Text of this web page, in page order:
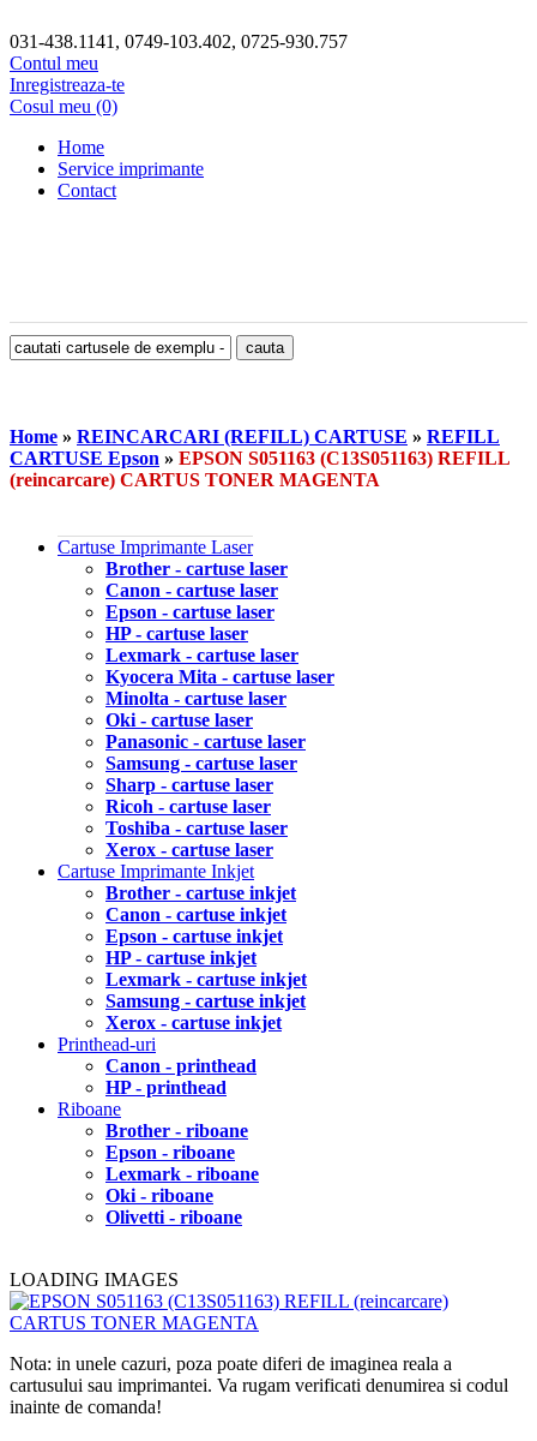
031-438.1141, 0749-103.402, 0725-930.757
Contul meu
Inregistreaza-te
Cosul meu (0)
Home
Service imprimante
Contact
Home » REINCARCARI (REFILL) CARTUSE » REFILL
CARTUSE Epson » EPSON S051163 (C13S051163) REFILL
(reincarcare) CARTUS TONER MAGENTA
Cartuse Imprimante Laser
Brother - cartuse laser
Canon - cartuse laser
Epson - cartuse laser
HP - cartuse laser
Lexmark - cartuse laser
Kyocera Mita - cartuse laser
Minolta - cartuse laser
Oki - cartuse laser
Panasonic - cartuse laser
Samsung - cartuse laser
Sharp - cartuse laser
Ricoh - cartuse laser
Toshiba - cartuse laser
Xerox - cartuse laser
Cartuse Imprimante Inkjet
Brother - cartuse inkjet
Canon - cartuse inkjet
Epson - cartuse inkjet
HP - cartuse inkjet
Lexmark - cartuse inkjet
Samsung - cartuse inkjet
Xerox - cartuse inkjet
Printhead-uri
Canon - printhead
HP - printhead
Riboane
Brother - riboane
Epson - riboane
Lexmark - riboane
Oki - riboane
Olivetti - riboane
LOADING IMAGES
Nota: in unele cazuri, poza poate diferi de imaginea reala a
cartusului sau imprimantei. Va rugam verificati denumirea si codul
inainte de comanda!